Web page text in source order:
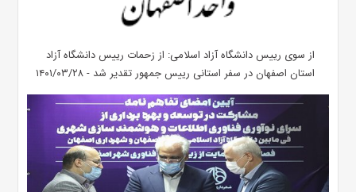
از سوی رییس دانشگاه آزاد اسلامی: از زحمات رییس دانشگاه آزاد
استان اصفهان در سفر استانی رییس جمهور تقدیر شد - ۱۴۰۱/۰۳/۲۸